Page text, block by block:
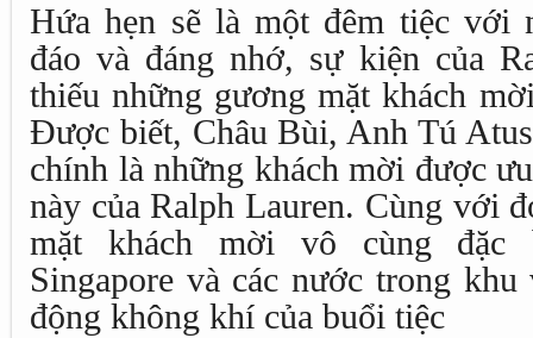
Hứa hẹn sẽ là một đêm tiệc với
đáo và đáng nhớ, sự kiện của
thiếu những gương mặt khách
Được biết, Châu Bùi, Anh Tú
chính là những khách mời được
này của Ralph Lauren. Cùng với
mặt khách mời vô cùng đặc
Singapore và các nước trong
động không khí của buổi tiệc